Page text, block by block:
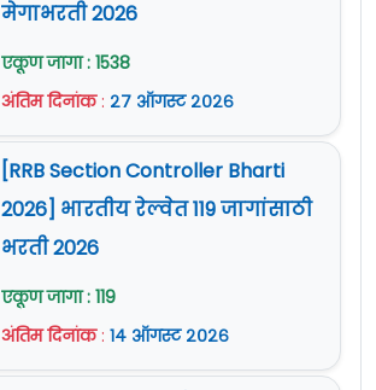
मेगाभरती 2026
एकूण जागा : 1538
अंतिम दिनांक: २७ ऑगस्ट २०२६
[RRB Section Controller Bharti
2026] भारतीय रेल्वेत 119 जागांसाठी
भरती 2026
एकूण जागा : 119
अंतिम दिनांक: १४ ऑगस्ट २०२६